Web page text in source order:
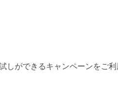
しができるキャンペーンをご利